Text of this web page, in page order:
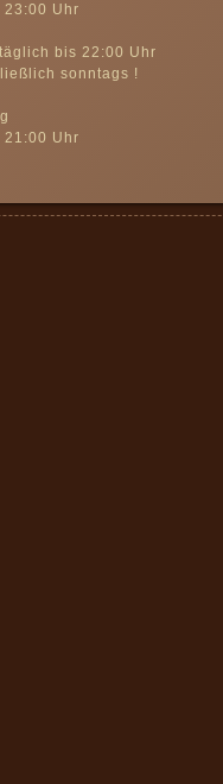
23:00 Uhr
bis 22:00 Uhr
sonntags !
21:00 Uhr